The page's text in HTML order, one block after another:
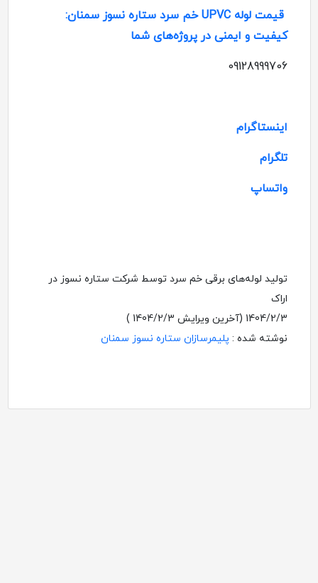
قیمت لوله UPVC خم سرد ستاره نسوز سمنان:
کیفیت و ایمنی در پروژه‌های شما
09128999706
اینستاگرام
تلگرام
واتساپ
تولید لوله‌های برقی خم سرد توسط شرکت ستاره نسوز در
اراک
1404/2/3 (آخرین ویرایش 1404/2/3
)
نوشته شده : پلیمرسازان ستاره نسوز سمنان